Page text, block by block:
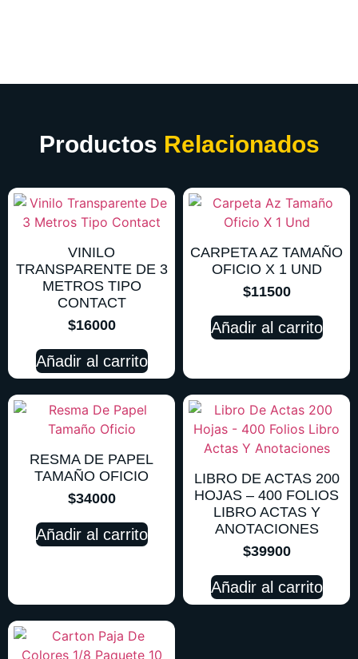
Productos Relacionados
VINILO
TRANSPARENTE DE 3
METROS TIPO
CONTACT
$16000
Añadir al carrito
CARPETA AZ TAMAÑO
OFICIO X 1 UND
$11500
Añadir al carrito
RESMA DE PAPEL
TAMAÑO OFICIO
$34000
Añadir al carrito
LIBRO DE ACTAS 200
HOJAS – 400 FOLIOS
LIBRO ACTAS Y
ANOTACIONES
$39900
Añadir al carrito